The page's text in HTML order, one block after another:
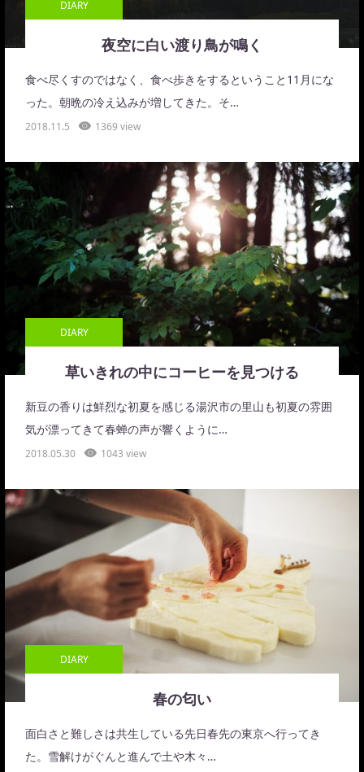
DIARY
夜空に白い渡り鳥が鳴く
食べ尽くすのではなく、食べ歩きをするということ11月にな
った。朝晩の冷え込みが増してきた。そ…
2018.11.5 1369 view
DIARY
草いきれの中にコーヒーを見つける
新豆の香りは鮮烈な初夏を感じる湯沢市の里山も初夏の雰囲
気が漂ってきて春蝉の声が響くように…
2018.05.30 1043 view
DIARY
春の匂い
面白さと難しさは共生している先日春先の東京へ行ってき
た。雪解けがぐんと進んで土や木々…